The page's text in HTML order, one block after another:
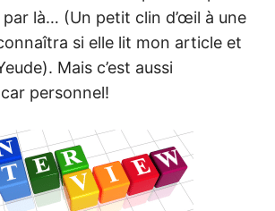
là… (Un petit clin d’œil à une
si elle lit mon article et
Mais c’est aussi
personnel!